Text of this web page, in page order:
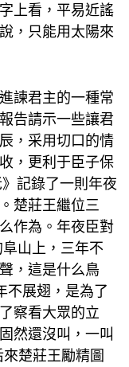
上看，平易近謠
，只能用太陽來
諫君主的一種常
告請示一些讓君
，采用切口的情
，更利于臣子保
記錄了一則年夜
楚莊王繼位三
作為。年夜臣對
山上，三年不
，這是什么鳥
不展翅，是為了
察看大眾的立
然還沒叫，一叫
楚莊王勵精圖